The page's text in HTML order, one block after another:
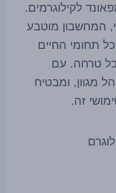
לקילוגרמים.
המחשבון מוטבע
תחומי החיים
כל טרחה. עם
מגוון, ומבטיח
זה.